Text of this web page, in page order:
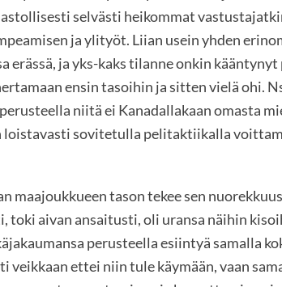
selvästi heikommat
ja ylityöt. Liian usein yhden
erässä, ja yks-kaks tilanne onkin kääntynyt
ensin tasoihin ja sitten vielä ohi.
niitä ei Kanadallakaan omasta
loistavasti sovitetulla pelitaktiikalla
maajoukkueen tason tekee sen
toki aivan ansaitusti, oli uransa näihin
perusteella esiintyä samalla
veikkaan ettei niin tule käymään, vaan